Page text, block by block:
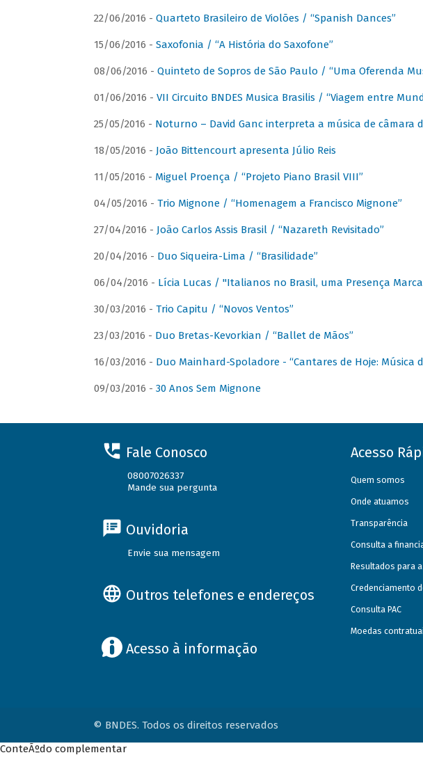
22/06/2016 - Quarteto Brasileiro de Violões / “Spanish Dances”
15/06/2016 - Saxofonia / “A História do Saxofone”
08/06/2016 - Quinteto de Sopros de São Paulo / “Uma Oferenda
01/06/2016 - VII Circuito BNDES Musica Brasilis / “Viagem entre
25/05/2016 - Noturno – David Ganc interpreta a música de câmara
18/05/2016 - João Bittencourt apresenta Júlio Reis
11/05/2016 - Miguel Proença / “Projeto Piano Brasil VIII”
04/05/2016 - Trio Mignone / “Homenagem a Francisco Mignone”
27/04/2016 - João Carlos Assis Brasil / “Nazareth Revisitado”
20/04/2016 - Duo Siqueira-Lima / “Brasilidade”
06/04/2016 - Lícia Lucas / "Italianos no Brasil, uma Presença
30/03/2016 - Trio Capitu / “Novos Ventos”
23/03/2016 - Duo Bretas-Kevorkian / “Ballet de Mãos”
16/03/2016 - Duo Mainhard-Spoladore - “Cantares de Hoje: Música
09/03/2016 - 30 Anos Sem Mignone
Fale Conosco
08007026337
Mande sua pergunta
Ouvidoria
Envie sua mensagem
Outros telefones e endereços
Acesso à informação
Acesso
Quem somos
Onde atuamos
Transparência
Consulta a
Resultados para
Credenciamento
Consulta PAC
Moedas
© BNDES. Todos os direitos reservados
ConteÃºdo complementar